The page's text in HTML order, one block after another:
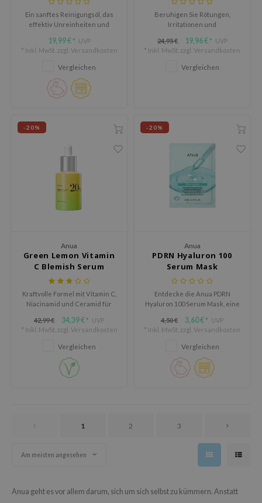
Ein sanftes Reinigungsöl, das
effektiv Unreinheiten und
und die Haut mit Heartleaf-
Extrakt beruhigt und ausgleicht,
ideal für empfindliche und zu
19,99 € * UVP
* Inkl. MwSt. zzgl. Versandkosten
Vergleichen
Beruhigen Sie Rötungen,
Irritationen und
Azelaic 10 Hyaluron Redness
Soothing Pad, einer K-Beauty-
Innovation zur Linderung
24,95 € 19,96 € * UVP
* Inkl. MwSt. zzgl. Versandkosten
Vergleichen
-20%
Anua
Green Lemon Vitamin
C Blemish Serum
Kraftvolle Formel mit Vitamin C,
Niacinamid und Ceramid für
Teint.
42,99 € 34,39 € * UVP
* Inkl. MwSt. zzgl. Versandkosten
Vergleichen
-20%
Anua
PDRN Hyaluron 100
Serum Mask
Entdecke die Anua PDRN
Hyaluron 100 Serum Mask, eine
feuchtigkeitsspendende
Tuchmaske mit PDRN, 11 Arten
von Hyaluronsäure und
4,50 € 3,60 € * UVP
* Inkl. MwSt. zzgl. Versandkosten
Vergleichen
1 2 3
Am meisten angesehen
Anua geht es vor allem darum, sich um sich selbst zu kümmern. Anstatt